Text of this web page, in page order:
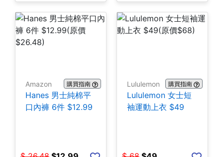
Amazon 購買指南
Hanes 男士純棉平
口內褲 6件 $12.99
Lululemon 購買指南
Lululemon 女士短
袖運動上衣 $49